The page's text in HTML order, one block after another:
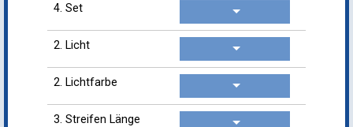
4. Set
2. Licht
2. Lichtfarbe
3. Streifen Länge